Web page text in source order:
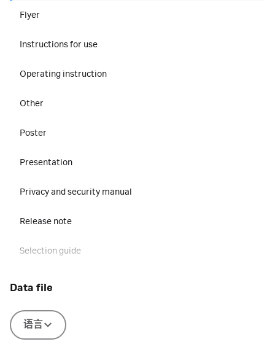
Flyer
Instructions for use
Operating instruction
Other
Poster
Presentation
Privacy and security manual
Release note
Selection guide
Software
Unpacking instruction
data file
语言